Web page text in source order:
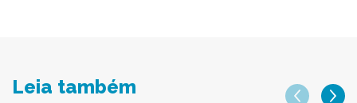
Leia também